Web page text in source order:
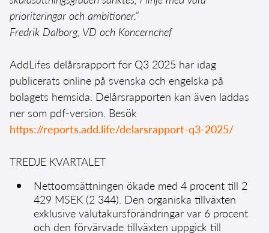
prioriteringar och ambitioner.”
Fredrik Dalborg, VD och Koncernchef
AddLifes delårsrapport för Q3 2025 har idag
publicerats online på svenska och engelska på
bolagets hemsida. Delårsrapporten kan även laddas
ner som pdf-version. Besök
https://reports.add.life/delarsrapport-q3-2025/
TREDJE KVARTALET
Nettoomsättningen ökade med 4 procent till 2
429 MSEK (2 344). Den organiska tillväxten
exklusive valutakursförändringar var 6 procent
och den förvärvade tillväxten uppgick till